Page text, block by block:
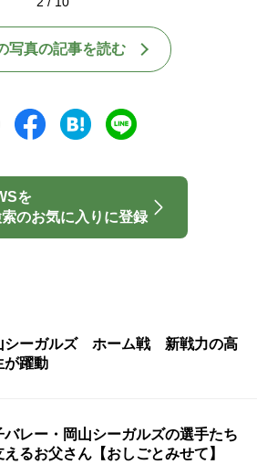
写真の記事を読む
を
のお気に入りに登録
シーガルズ ホーム戦 新戦力の高
が躍動
バレー・岡山シーガルズの選手たち
えるお父さん【おしごとみせて】